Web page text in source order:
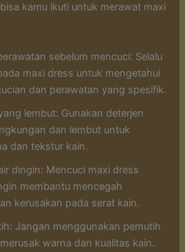
kamu ikuti untuk merawat maxi
sebelum mencuci: Selalu
maxi dress untuk mengetahui
dan perawatan yang spesifik.
lembut: Gunakan deterjen
dan lembut untuk
dan tekstur kain.
dingin: Mencuci maxi dress
membantu mencegah
kerusakan pada serat kain.
Jangan menggunakan pemutih
warna dan kualitas kain.